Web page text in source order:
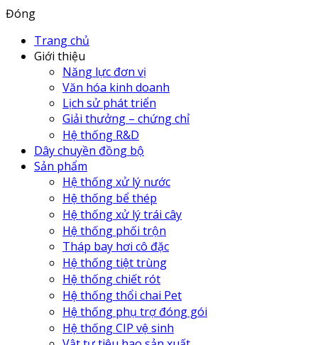
Đóng
Trang chủ
Giới thiệu
Năng lực đơn vị
Văn hóa kinh doanh
Lịch sử phát triển
Giải thưởng – chứng chỉ
Hệ thống R&D
Dây chuyền đồng bộ
Sản phẩm
Hệ thống xử lý nước
Hệ thống bể thép
Hệ thống xử lý trái cây
Hệ thống phối trộn
Tháp bay hơi cô đặc
Hệ thống tiệt trùng
Hệ thống chiết rót
Hệ thống thổi chai Pet
Hệ thống phụ trợ đóng gói
Hệ thống CIP vệ sinh